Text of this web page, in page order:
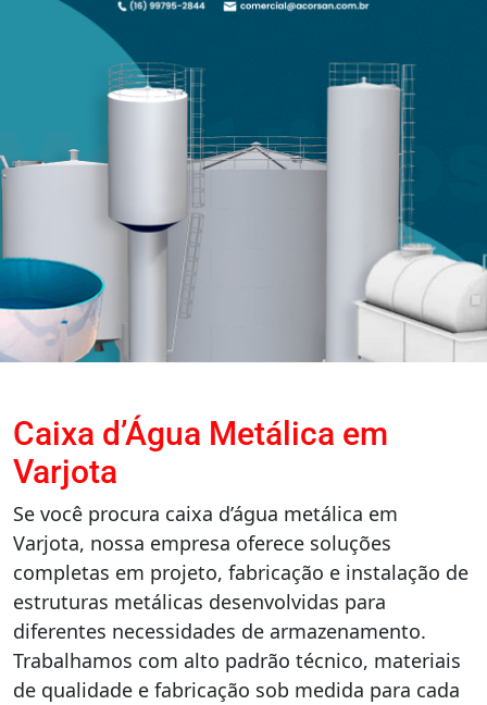
Caixa d’Água Metálica em
Varjota
Se você procura caixa d’água metálica em
Varjota, nossa empresa oferece soluções
completas em projeto, fabricação e instalação de
estruturas metálicas desenvolvidas para
diferentes necessidades de armazenamento.
Trabalhamos com alto padrão técnico, materiais
de qualidade e fabricação sob medida para cada